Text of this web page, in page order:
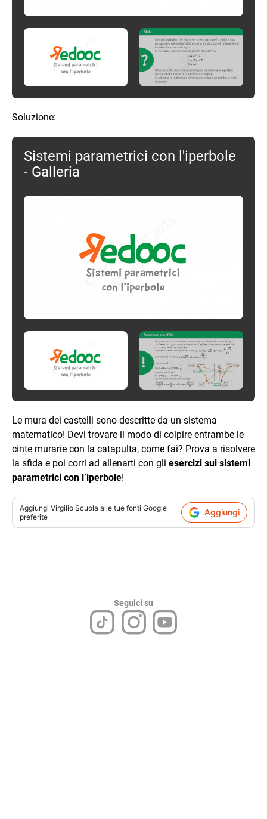
Soluzione:
Sistemi parametrici con l'iperbole
- Galleria
Le mura dei castelli sono descritte da un sistema
matematico! Devi trovare il modo di colpire entrambe le
cinte murarie con la catapulta, come fai? Prova a risolvere
la sfida e poi corri ad allenarti con gli esercizi sui sistemi
parametrici con l’iperbole!
Aggiungi Virgilio Scuola alle tue fonti Google
preferite
Aggiungi
Seguici su